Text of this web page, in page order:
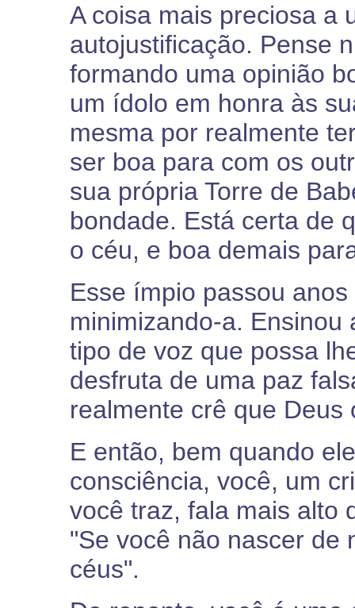
A coisa mais preciosa a
autojustificação. Pense
formando uma opinião
um ídolo em honra às
mesma por realmente
ser boa para com os
sua própria Torre de
bondade. Está certa de
o céu, e boa demais
Esse ímpio passou
minimizando-a.
tipo de voz que possa
desfruta de uma paz
realmente crê que Deus
E então, bem quando
consciência, você, um
você traz, fala mais alto
"Se você não nascer de
céus".